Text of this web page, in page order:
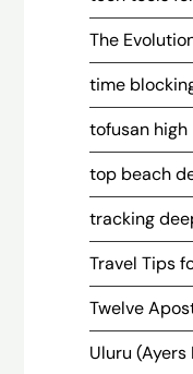
The
time
tofusan
top beach
tracking
Travel Tips
Twelve
Uluru (Ayers